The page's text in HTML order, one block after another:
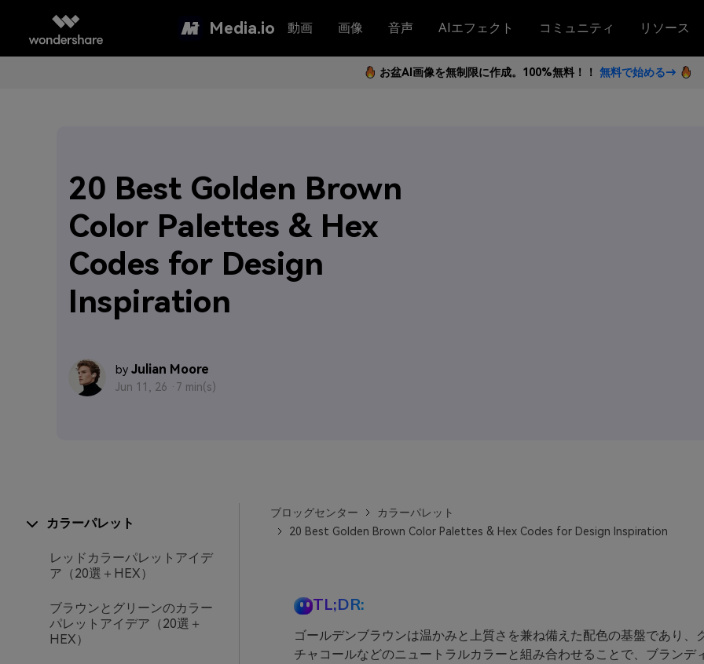
Media.io 動画 画像 音声 AIエフェクト コミュニティ リソース
お盆AI画像を無制限に作成。100%無料！！ 無料で始める→
20 Best Golden Brown
Color Palettes & Hex
Codes for Design
Inspiration
by Julian Moore
Jun 11, 26 · 7 min(s)
カラーパレット
レッドカラーパレットアイデ
ア（20選＋HEX）
ブラウンとグリーンのカラー
パレットアイデア（20選＋
HEX）
ブロッグセンター
カラーパレット
20 Best Golden Brown Color Palettes & Hex Codes for Design Inspiration
TL;DR:
ゴールデンブラウンは温かみと上質さを兼ね備えた配色の基盤であり、
チャコールなどのニュートラルカラーと組み合わせることで、ブランデ